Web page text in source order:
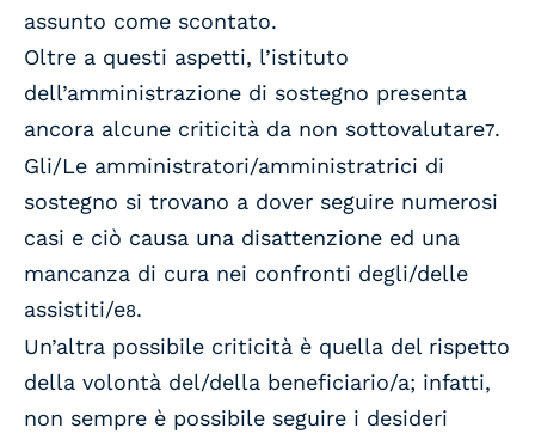
assunto come scontato.
Oltre a questi aspetti, l’istituto
dell’amministrazione di sostegno presenta
ancora alcune criticità da non sottovalutare7.
Gli/Le amministratori/amministratrici di
sostegno si trovano a dover seguire numerosi
casi e ciò causa una disattenzione ed una
mancanza di cura nei confronti degli/delle
assistiti/e8.
Un’altra possibile criticità è quella del rispetto
della volontà del/della beneficiario/a; infatti,
non sempre è possibile seguire i desideri